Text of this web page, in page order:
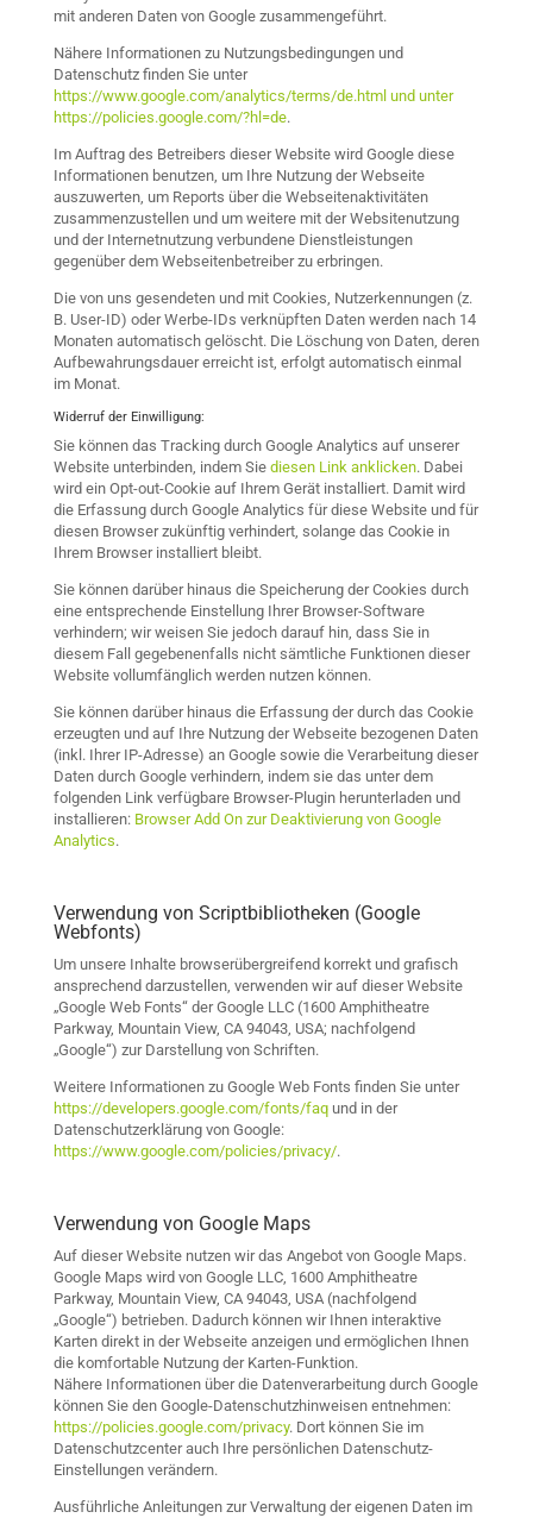
mit anderen Daten von Google zusammengeführt.
Nähere Informationen zu Nutzungsbedingungen und
Datenschutz finden Sie unter
https://www.google.com/analytics/terms/de.html und unter
https://policies.google.com/?hl=de.
Im Auftrag des Betreibers dieser Website wird Google diese
Informationen benutzen, um Ihre Nutzung der Webseite
auszuwerten, um Reports über die Webseitenaktivitäten
zusammenzustellen und um weitere mit der Websitenutzung
und der Internetnutzung verbundene Dienstleistungen
gegenüber dem Webseitenbetreiber zu erbringen.
Die von uns gesendeten und mit Cookies, Nutzerkennungen (z.
B. User-ID) oder Werbe-IDs verknüpften Daten werden nach 14
Monaten automatisch gelöscht. Die Löschung von Daten, deren
Aufbewahrungsdauer erreicht ist, erfolgt automatisch einmal
im Monat.
Widerruf der Einwilligung:
Sie können das Tracking durch Google Analytics auf unserer
Website unterbinden, indem Sie diesen Link anklicken. Dabei
wird ein Opt-out-Cookie auf Ihrem Gerät installiert. Damit wird
die Erfassung durch Google Analytics für diese Website und für
diesen Browser zukünftig verhindert, solange das Cookie in
Ihrem Browser installiert bleibt.
Sie können darüber hinaus die Speicherung der Cookies durch
eine entsprechende Einstellung Ihrer Browser-Software
verhindern; wir weisen Sie jedoch darauf hin, dass Sie in
diesem Fall gegebenenfalls nicht sämtliche Funktionen dieser
Website vollumfänglich werden nutzen können.
Sie können darüber hinaus die Erfassung der durch das Cookie
erzeugten und auf Ihre Nutzung der Webseite bezogenen Daten
(inkl. Ihrer IP-Adresse) an Google sowie die Verarbeitung dieser
Daten durch Google verhindern, indem sie das unter dem
folgenden Link verfügbare Browser-Plugin herunterladen und
installieren: Browser Add On zur Deaktivierung von Google
Analytics.
Verwendung von Scriptbibliotheken (Google
Webfonts)
Um unsere Inhalte browserübergreifend korrekt und grafisch
ansprechend darzustellen, verwenden wir auf dieser Website
„Google Web Fonts“ der Google LLC (1600 Amphitheatre
Parkway, Mountain View, CA 94043, USA; nachfolgend
„Google“) zur Darstellung von Schriften.
Weitere Informationen zu Google Web Fonts finden Sie unter
https://developers.google.com/fonts/faqund in der
Datenschutzerklärung von Google:
https://www.google.com/policies/privacy/.
Verwendung von Google Maps
Auf dieser Website nutzen wir das Angebot von Google Maps.
Google Maps wird von Google LLC, 1600 Amphitheatre
Parkway, Mountain View, CA 94043, USA (nachfolgend
„Google“) betrieben. Dadurch können wir Ihnen interaktive
Karten direkt in der Webseite anzeigen und ermöglichen Ihnen
die komfortable Nutzung der Karten-Funktion.
Nähere Informationen über die Datenverarbeitung durch Google
können Sie den Google-Datenschutzhinweisen entnehmen:
https://policies.google.com/privacy. Dort können Sie im
Datenschutzcenter auch Ihre persönlichen Datenschutz-
Einstellungen verändern.
Ausführliche Anleitungen zur Verwaltung der eigenen Daten im